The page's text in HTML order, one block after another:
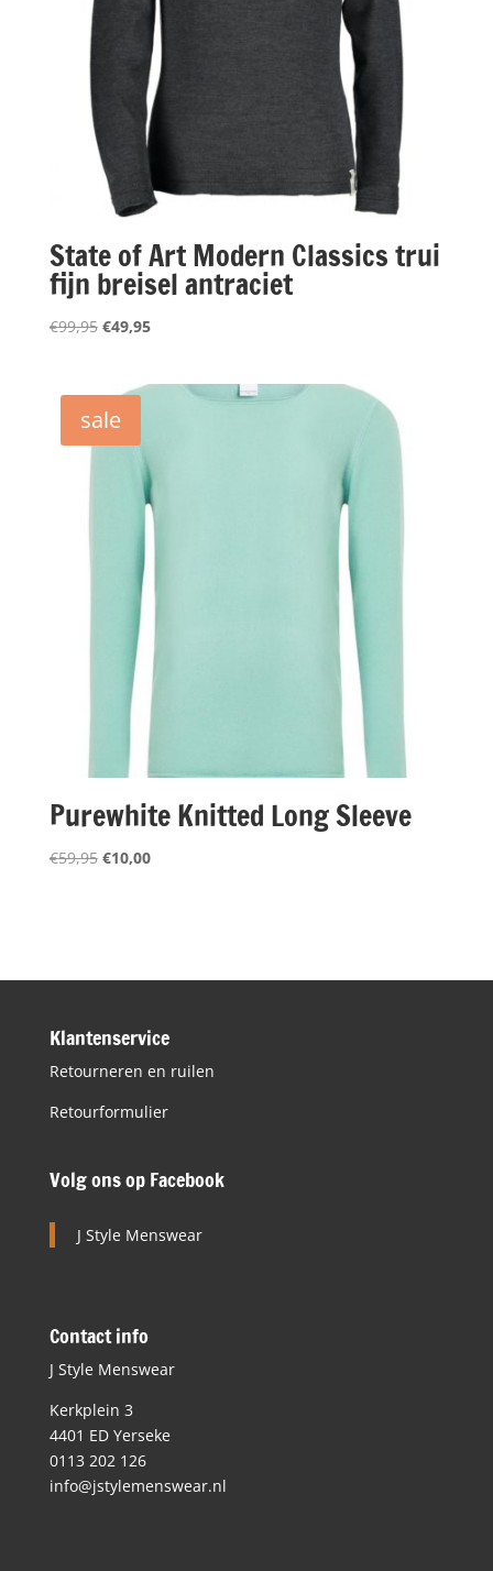
State of Art Modern Classics trui
fijn breisel antraciet
€99,95 Oorspronkelijke
€99,95.
€49,95Huidige
€49,95.
sale
Purewhite Knitted Long Sleeve
€59,95 Oorspronkelijke
€10,00Huidige
Klantenservice
Retourneren en ruilen
Retourformulier
Volg ons op Facebook
J Style Menswear
Contact info
J Style Menswear
Kerkplein 3
4401 ED Yerseke
0113 202 126
info@jstylemenswear.nl